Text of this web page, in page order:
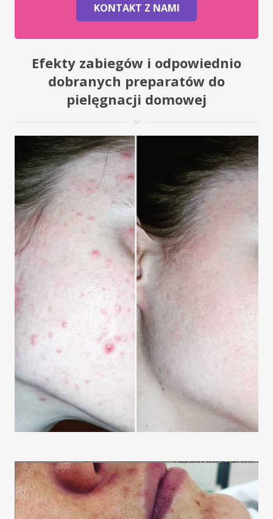
KONTAKT Z NAMI
Efekty zabiegów i odpowiednio
dobranych preparatów do
pielęgnacji domowej